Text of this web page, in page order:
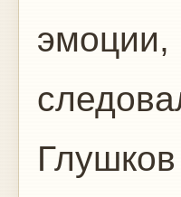
эмоции,